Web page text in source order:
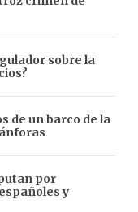
sobre la
de un barco de la
por
y